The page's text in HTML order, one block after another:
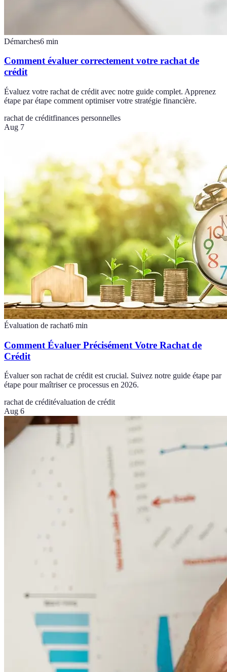
Démarches6 min
Comment évaluer correctement votre rachat de
crédit
Évaluez votre rachat de crédit avec notre guide complet. Apprenez
étape par étape comment optimiser votre stratégie financière.
rachat de créditfinances personnelles
Aug 7
Évaluation de rachat6 min
Comment Évaluer Précisément Votre Rachat de
Crédit
Évaluer son rachat de crédit est crucial. Suivez notre guide étape par
étape pour maîtriser ce processus en 2026.
rachat de créditévaluation de crédit
Aug 6